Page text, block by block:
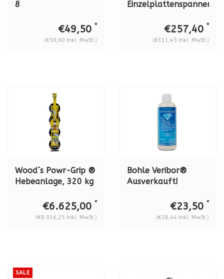
8
MIT PUMPE, 68 KG
TRAGKRAFT
€49,50 *
(€59,90 Inkl. MwSt.)
Einzelplattenspanner
Öffnen, Schließen
BO 650.33
€257,40 *
(€311,45 Inkl. MwSt.)
Wood´s Powr-Grip ®
Hebeanlage, 320 kg
Sonderangebot
P11104DC0
€6.625,00 *
(€8.016,25 Inkl. MwSt.)
Bohle Veribor®
Ausverkauft!
Brillant, 500 ml, BO
5008003
€23,50 *
(€28,44 Inkl. MwSt.)
SALE